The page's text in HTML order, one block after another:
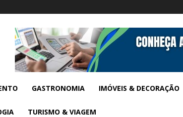
GASTRONOMIA IMÓVEIS & DECORAÇÃO
TURISMO & VIAGEM